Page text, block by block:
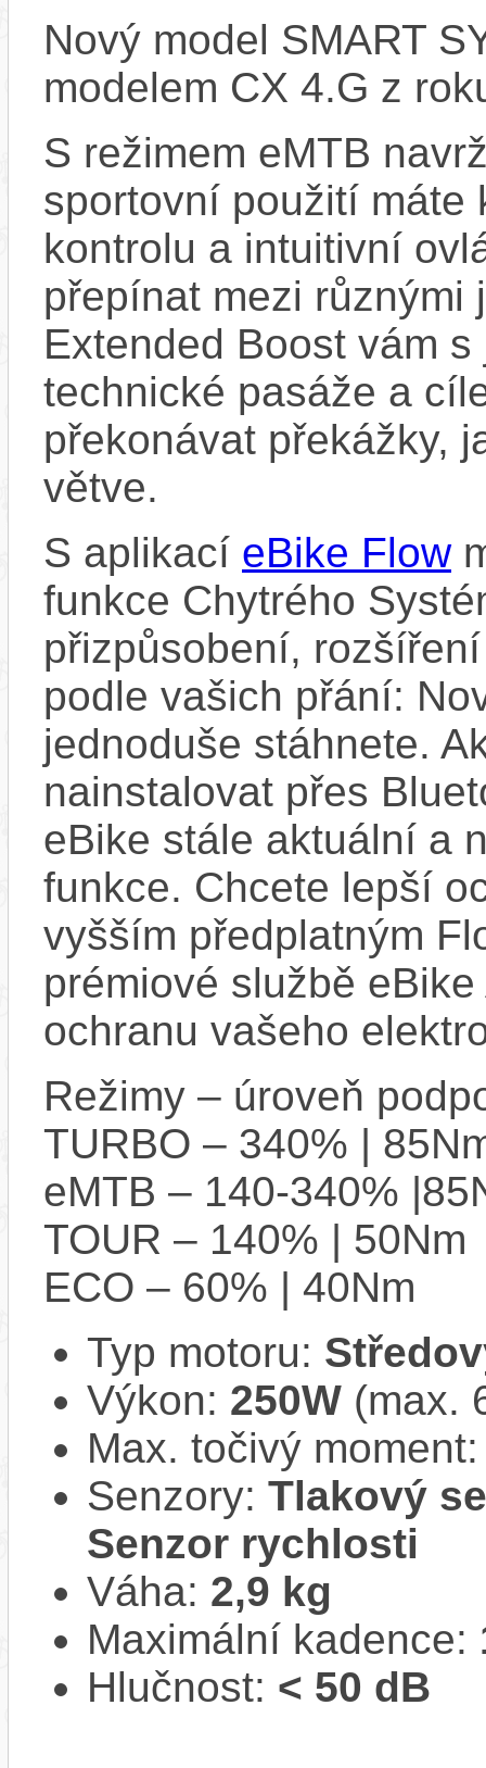
Nový model SMART
modelem CX 4.G z
S režimem eMTB
sportovní použití máte
kontrolu a intuitivní
přepínat mezi různými
Extended Boost vám
technické pasáže a
překonávat překážky,
větve.
S aplikací eBike Flow
funkce Chytrého
přizpůsobení,
podle vašich přání:
jednoduše stáhnete.
nainstalovat přes
eBike stále aktuální a
funkce. Chcete lepší
vyšším předplatným
prémiové službě
ochranu vašeho
Režimy – úroveň
TURBO – 340% |
eMTB – 140-340%
TOUR – 140% | 50Nm
ECO – 60% | 40Nm
Typ motoru:
Výkon: 250W (max.
Max. točivý
Senzory: Tlakový
Senzor rychlosti
Váha: 2,9 kg
Maximální kadence:
Hlučnost: < 50 dB